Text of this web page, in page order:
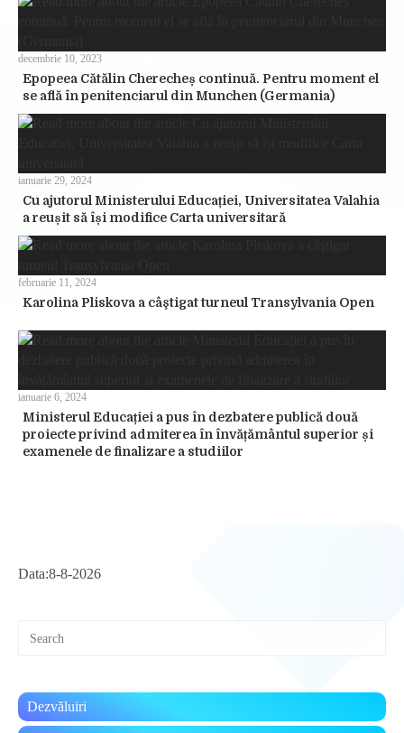
Epopeea Cătălin Cherecheș continuă. Pentru moment el
se află în penitenciarul din Munchen (Germania)
decembrie 10, 2023
Cu ajutorul Ministerului Educației, Universitatea Valahia
a reușit să își modifice Carta universitară
ianuarie 29, 2024
Karolina Pliskova a câştigat turneul Transylvania Open
februarie 11, 2024
Ministerul Educației a pus în dezbatere publică două
proiecte privind admiterea în învățământul superior și
examenele de finalizare a studiilor
ianuarie 6, 2024
Data:8-8-2026
the
Dezvăluiri